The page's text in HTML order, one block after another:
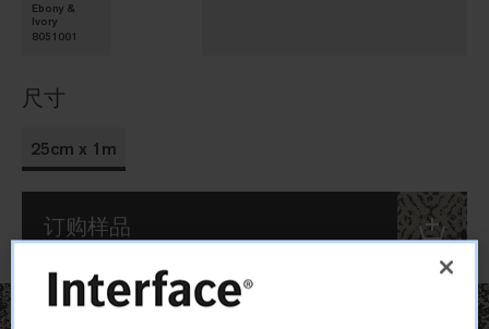
Ebony &
Ivory
8051001
尺寸
25cm x 1m
订购样品